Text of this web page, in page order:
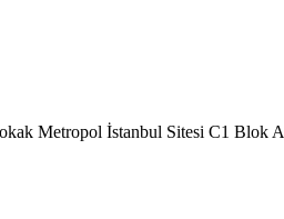
Metropol İstanbul Sitesi C1 Blok